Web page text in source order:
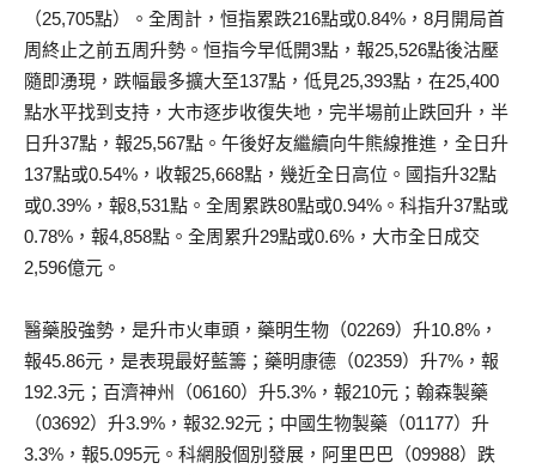
（25,705點）。全周計，恒指累跌216點或0.84%，8月開局首
周終止之前五周升勢。恒指今早低開3點，報25,526點後沽壓
隨即湧現，跌幅最多擴大至137點，低見25,393點，在25,400
點水平找到支持，大市逐步收復失地，完半場前止跌回升，半
日升37點，報25,567點。午後好友繼續向牛熊線推進，全日升
137點或0.54%，收報25,668點，幾近全日高位。國指升32點
或0.39%，報8,531點。全周累跌80點或0.94%。科指升37點或
0.78%，報4,858點。全周累升29點或0.6%，大市全日成交
2,596億元。
醫藥股強勢，是升市火車頭，藥明生物（02269）升10.8%，
報45.86元，是表現最好藍籌；藥明康德（02359）升7%，報
192.3元；百濟神州（06160）升5.3%，報210元；翰森製藥
（03692）升3.9%，報32.92元；中國生物製藥（01177）升
3.3%，報5.095元。科網股個別發展，阿里巴巴（09988）跌